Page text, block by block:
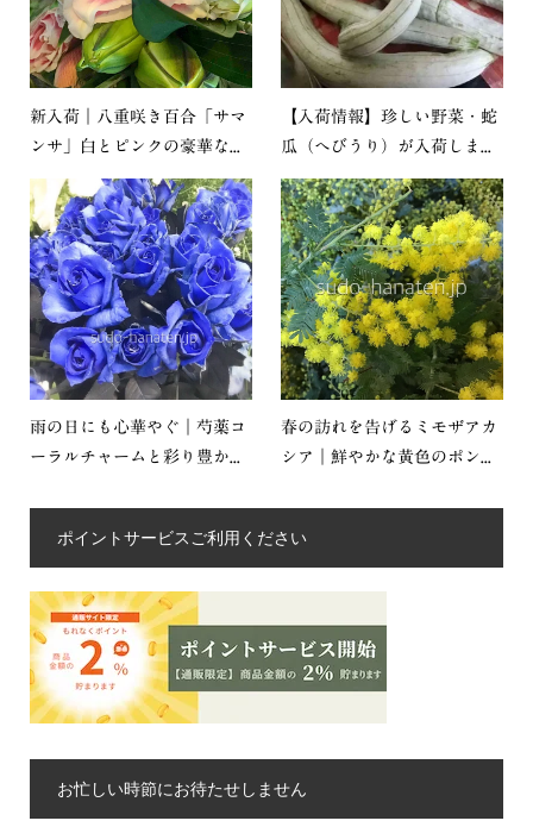
新入荷｜八重咲き百合「サマ
ンサ」白とピンクの豪華な...
【入荷情報】珍しい野菜・蛇
瓜（へびうり）が入荷しま...
雨の日にも心華やぐ｜芍薬コ
ーラルチャームと彩り豊か...
春の訪れを告げるミモザアカ
シア｜鮮やかな黄色のポン...
ポイントサービスご利用ください
お忙しい時節にお待たせしません